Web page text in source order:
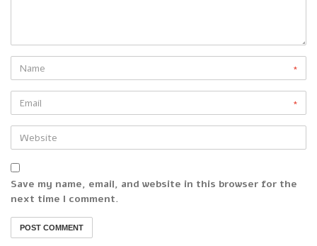
*
*
Save my name, email, and website in this browser for the
next time I comment.